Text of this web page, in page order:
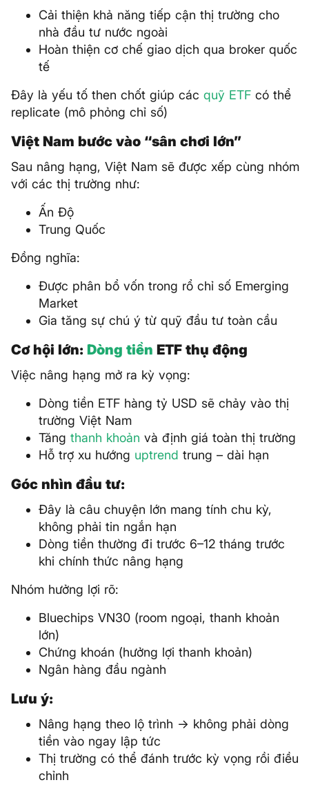
Cải thiện khả năng tiếp cận thị trường cho
nhà đầu tư nước ngoài
Hoàn thiện cơ chế giao dịch qua broker quốc
tế
Đây là yếu tố then chốt giúp các quỹ ETF có thể
replicate (mô phỏng chỉ số)
Việt Nam bước vào “sân chơi lớn”
Sau nâng hạng, Việt Nam sẽ được xếp cùng nhóm
với các thị trường như:
Ấn Độ
Trung Quốc
Đồng nghĩa:
Được phân bổ vốn trong rổ chỉ số Emerging
Market
Gia tăng sự chú ý từ quỹ đầu tư toàn cầu
Cơ hội lớn: Dòng tiền ETF thụ động
Việc nâng hạng mở ra kỳ vọng:
Dòng tiền ETF hàng tỷ USD sẽ chảy vào thị
trường Việt Nam
Tăng thanh khoản và định giá toàn thị trường
Hỗ trợ xu hướng uptrend trung – dài hạn
Góc nhìn đầu tư:
Đây là câu chuyện lớn mang tính chu kỳ,
không phải tin ngắn hạn
Dòng tiền thường đi trước 6–12 tháng trước
khi chính thức nâng hạng
Nhóm hưởng lợi rõ:
Bluechips VN30 (room ngoại, thanh khoản
lớn)
Chứng khoán (hưởng lợi thanh khoản)
Ngân hàng đầu ngành
Lưu ý:
Nâng hạng theo lộ trình → không phải dòng
tiền vào ngay lập tức
Thị trường có thể đánh trước kỳ vọng rồi điều
chỉnh